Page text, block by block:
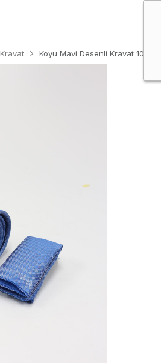
Kravat Koyu Mavi Desenli Kravat